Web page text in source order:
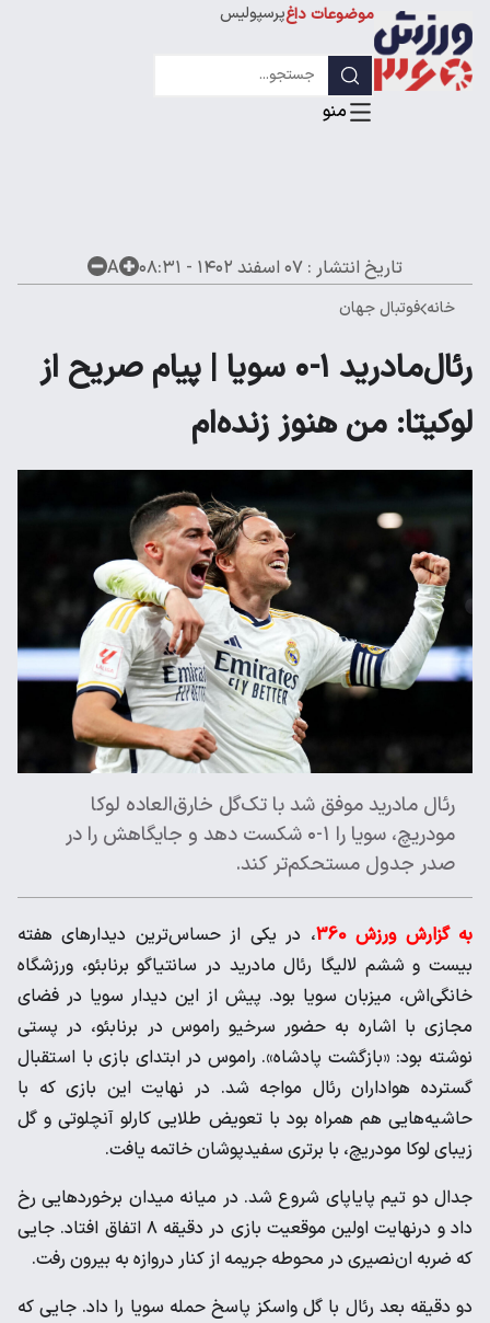
موضوعات داغپرسپولیس
لیگ قهرمانان
تاریخ انتشار : ۰۷ اسفند ۱۴۰۲ - ۰۸:۳۱ A
خانه فوتبال جهان
رئال‌مادرید ۱-۰ سویا | پیام صریح از
لوکیتا: من هنوز زنده‌ام
رئال مادرید موفق شد با تک‌گل خارق‌العاده لوکا
مودریچ، سویا را ۱-۰ شکست دهد و جایگاهش را در
صدر جدول مستحکم‌تر کند.
به گزارش ورزش 360
، در یکی از حساس‌ترین دیدارهای هفته
بیست و ششم لالیگا رئال مادرید در سانتیاگو برنابئو، ورزشگاه
خانگی‌اش، میزبان سویا بود. پیش از این دیدار سویا در فضای
مجازی با اشاره به حضور سرخیو راموس در برنابئو، در پستی
نوشته بود: «بازگشت پادشاه». راموس در ابتدای بازی با استقبال
گسترده هواداران رئال مواجه شد. در نهایت این بازی که با
حاشیه‌هایی هم همراه بود با تعویض طلایی کارلو آنچلوتی و گل
زیبای لوکا مودریچ، با برتری سفیدپوشان خاتمه یافت.
جدال دو تیم پایاپای شروع شد. در میانه میدان برخوردهایی رخ
داد و درنهایت اولین موقعیت بازی در دقیقه ۸ اتفاق افتاد. جایی
که ضربه ان‌نصیری در محوطه جریمه از کنار دروازه به بیرون رفت.
دو دقیقه بعد رئال با گل واسکز پاسخ حمله سویا را داد. جایی که